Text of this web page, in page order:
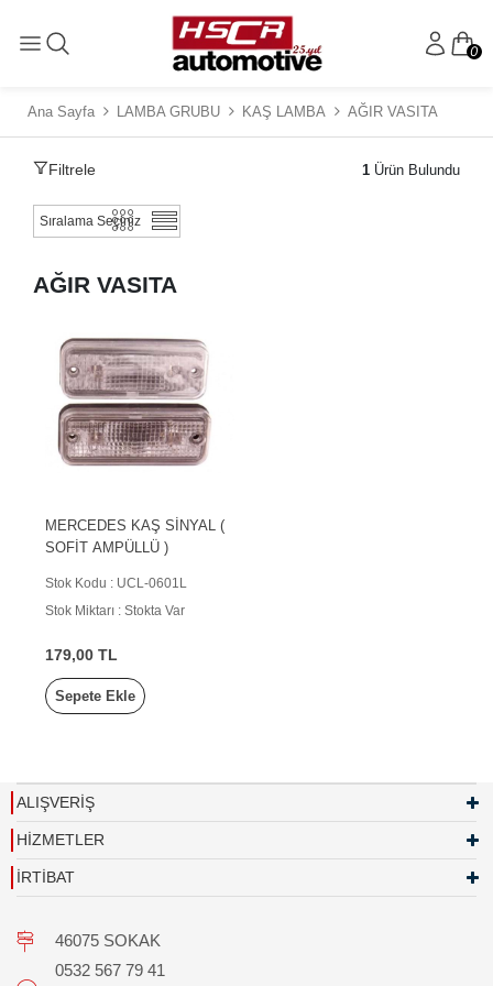
0
Ana Sayfa LAMBA GRUBU KAŞ LAMBA AĞIR VASITA
Filtrele 1 Ürün Bulundu
AĞIR VASITA
MERCEDES KAŞ SİNYAL (
SOFİT AMPÜLLÜ )
Stok Kodu : UCL-0601L
Stok Miktarı : Stokta Var
179,00 TL
Sepete Ekle
ALIŞVERİŞ
HİZMETLER
İRTİBAT
46075 SOKAK
0532 567 79 41